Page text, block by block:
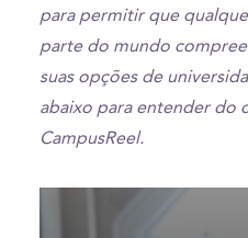
para permitir que
parte do mundo
suas opções de
abaixo para entender do
CampusReel.